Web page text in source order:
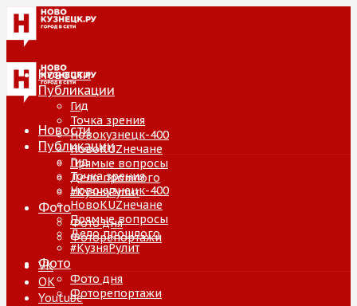
Новости
Публикации
Гид
Точка зрения
Новокузнецк-400
НовоKUZнечане
Прямые вопросы
Дело прошлого
#КузняРулит
Фото
Фото дня
Фоторепортажи
VK
ОК
Youtube
Новости
Публикации
Гид
Точка зрения
Новокузнецк-400
НовоKUZнечане
Прямые вопросы
Дело прошлого
#КузняРулит
Фото
Фото дня
Фоторепортажи